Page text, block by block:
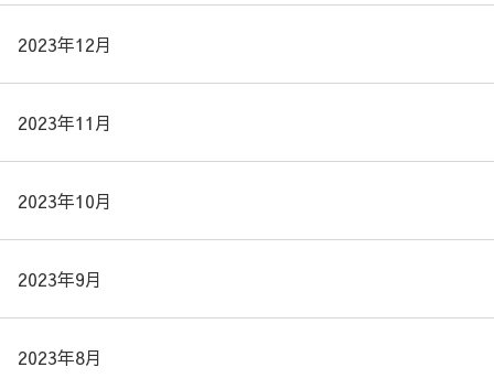
2023年12月
2023年11月
2023年10月
2023年9月
2023年8月